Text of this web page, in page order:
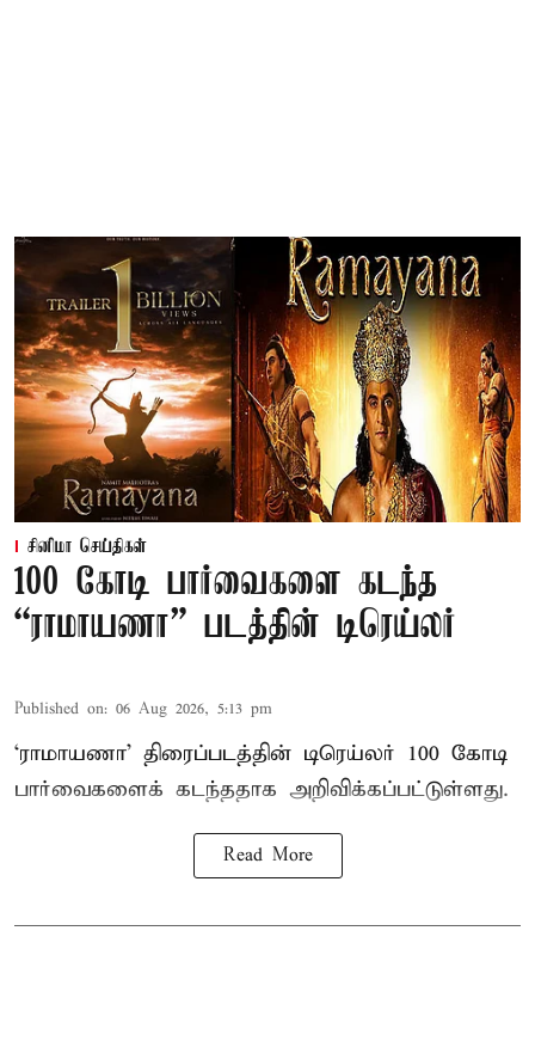
சினிமா செய்திகள்
100 கோடி பார்வைகளை கடந்த
“ராமாயணா” படத்தின் டிரெய்லர்
Published on: 06 Aug 2026, 5:13 pm
‘ராமாயணா’ திரைப்படத்தின் டிரெய்லர் 100 கோடி
பார்வைகளைக் கடந்ததாக அறிவிக்கப்பட்டுள்ளது.
Read More